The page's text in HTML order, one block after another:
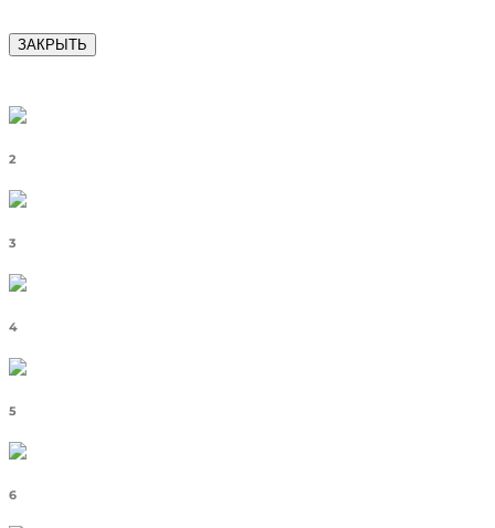
ЗАКРЫТЬ
2
3
4
5
6